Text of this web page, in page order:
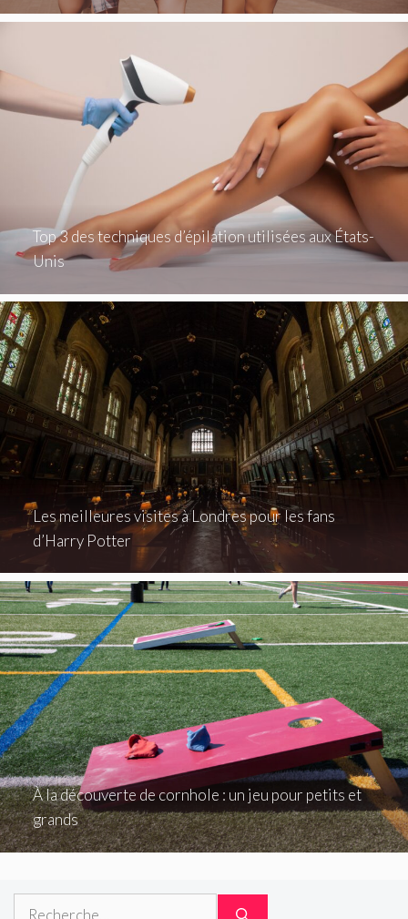
Top 3 des techniques d’épilation utilisées aux États-
Unis
Les meilleures visites à Londres pour les fans
d’Harry Potter
À la découverte de cornhole : un jeu pour petits et
grands
Rechercher :